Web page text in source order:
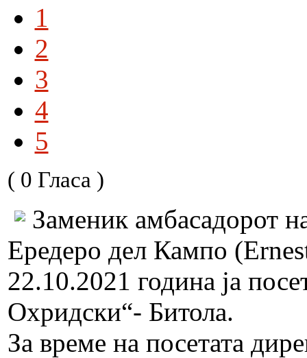
1
2
3
4
5
( 0 Гласа )
Заменик амбасадорот
Ередеро дел Кампо
22.10.2021 година ја
Охридски“- Битола.
За време на посетата